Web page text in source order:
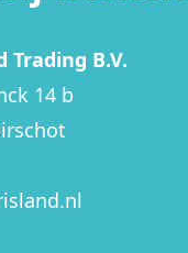
Trading B.V.
14 b